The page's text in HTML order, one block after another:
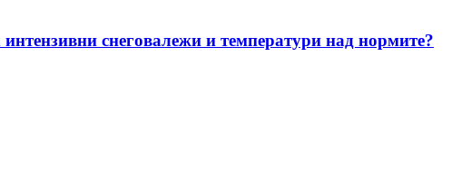
снеговалежи и температури над нормите?